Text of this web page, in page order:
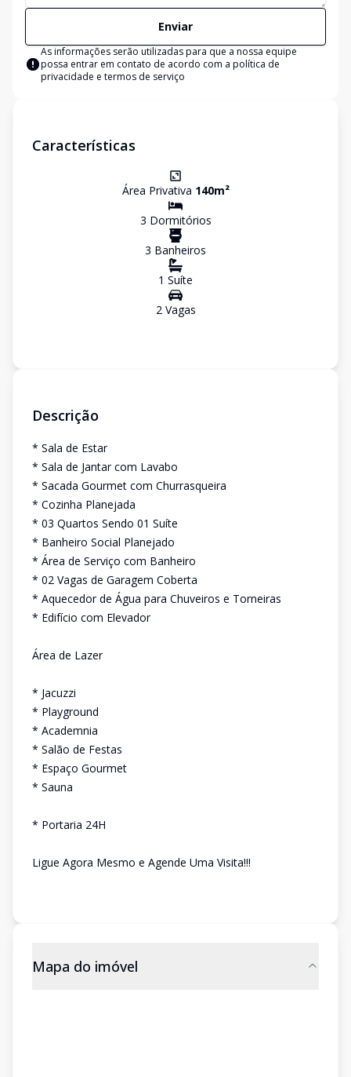
Enviar
As informações serão utilizadas para que a nossa equipe
possa entrar em contato de acordo com a política de
privacidade e termos de serviço
Características
Área Privativa 140m²
3 Dormitórios
3 Banheiros
1 Suíte
2Vagas
Descrição
* Sala de Estar
* Sala de Jantar com Lavabo
* Sacada Gourmet com Churrasqueira
* Cozinha Planejada
* 03 Quartos Sendo 01 Suíte
* Banheiro Social Planejado
* Área de Serviço com Banheiro
* 02 Vagas de Garagem Coberta
* Aquecedor de Água para Chuveiros e Torneiras
* Edifício com Elevador
Área de Lazer
* Jacuzzi
* Playground
* Academnia
* Salão de Festas
* Espaço Gourmet
* Sauna
* Portaria 24H
Ligue Agora Mesmo e Agende Uma Visita!!!
Mapa do imóvel